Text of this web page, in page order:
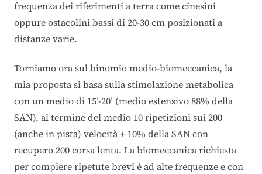
frequenza dei riferimenti a terra come cinesini
oppure ostacolini bassi di 20-30 cm posizionati a
distanze varie.
Torniamo ora sul binomio medio-biomeccanica, la
mia proposta si basa sulla stimolazione metabolica
con un medio di 15’-20’ (medio estensivo 88% della
SAN), al termine del medio 10 ripetizioni sui 200
(anche in pista) velocità + 10% della SAN con
recupero 200 corsa lenta. La biomeccanica richiesta
per compiere ripetute brevi è ad alte frequenze e con